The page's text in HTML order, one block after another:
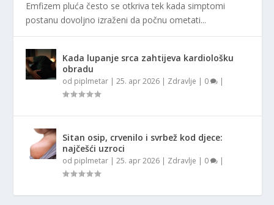
Emfizem pluća često se otkriva tek kada simptomi
postanu dovoljno izraženi da počnu ometati...
Kada lupanje srca zahtijeva kardiološku
obradu
od piplmetar |25. apr 2026 | Zdravlje | 0 |
Sitan osip, crvenilo i svrbež kod djece:
najčešći uzroci
od piplmetar |25. apr 2026 | Zdravlje | 0 |